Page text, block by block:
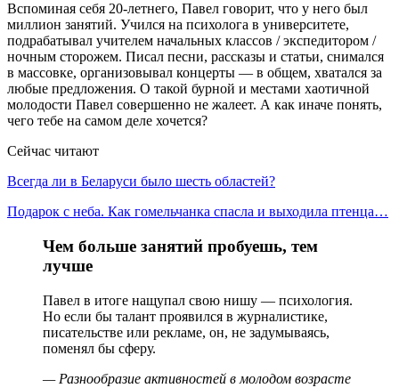
Вспоминая себя 20-летнего, Павел говорит, что у него был
миллион занятий. Учился на психолога в университете,
подрабатывал учителем начальных классов / экспедитором /
ночным сторожем. Писал песни, рассказы и статьи, снимался
в массовке, организовывал концерты — в общем, хватался за
любые предложения. О такой бурной и местами хаотичной
молодости Павел совершенно не жалеет. А как иначе понять,
чего тебе на самом деле хочется?
Сейчас читают
Всегда ли в Беларуси было шесть областей?
Подарок с неба. Как гомельчанка спасла и выходила птенца…
Чем больше занятий пробуешь, тем
лучше
Павел в итоге нащупал свою нишу — психология.
Но если бы талант проявился в журналистике,
писательстве или рекламе, он, не задумываясь,
поменял бы сферу.
— Разнообразие активностей в молодом возрасте